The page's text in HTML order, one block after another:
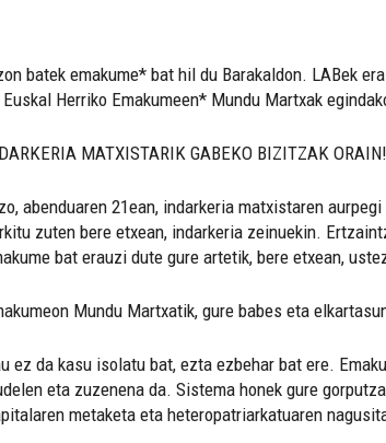
batek emakume* bat hil du Barakaldon. LABek
Euskal Herriko Emakumeen* Mundu Martxak
MATXISTARIK GABEKO BIZITZAK ORAIN!
abenduaren 21ean, indarkeria matxistaren
zuten bere etxean, indarkeria zeinuekin.
bat erauzi dute gure artetik, bere etxean,
Mundu Martxatik, gure babes eta
ez da kasu isolatu bat, ezta ezbehar bat ere.
eta zuzenena da. Sistema honek gure
metaketa eta heteropatriarkatuaren